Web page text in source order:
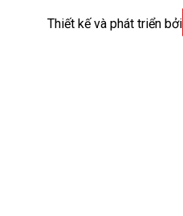
Thiết kế và phát triển bởi